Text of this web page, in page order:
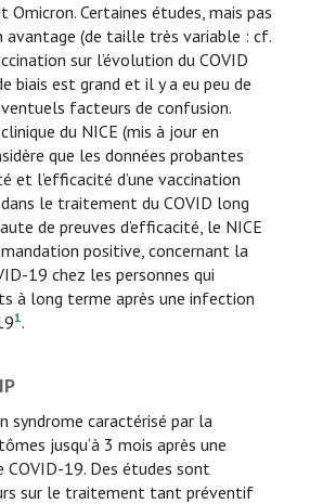
Omicron. Certaines études, mais pas
avantage (de taille très variable : cf.
sur l’évolution du COVID
biais est grand et il y a eu peu de
facteurs de confusion.
du NICE (mis à jour en
que les données probantes
et l’efficacité d’une vaccination
le traitement du COVID long
de preuves d’efficacité, le NICE
positive, concernant la
19 chez les personnes qui
à long terme après une infection
1.
syndrome caractérisé par la
jusqu’à 3 mois après une
COVID-19. Des études sont
sur le traitement tant préventif